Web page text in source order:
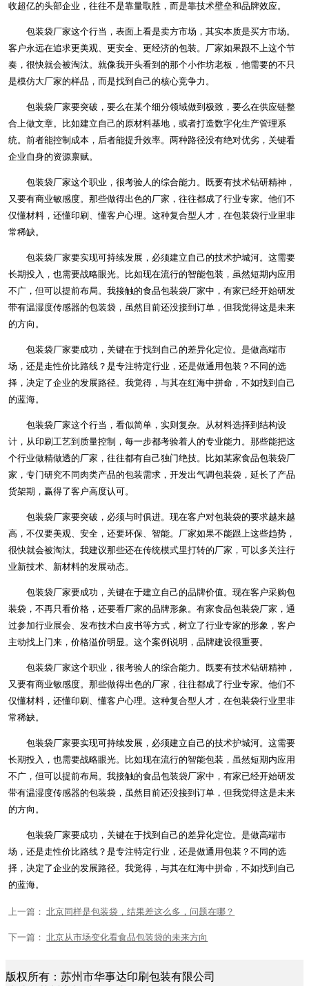
收超亿的头部企业，往往不是靠量取胜，而是靠技术壁垒和品牌效应。
包装袋厂家这个行当，表面上看是卖方市场，其实本质是买方市场。
客户永远在追求更美观、更安全、更经济的包装。厂家如果跟不上这个节
奏，很快就会被淘汰。就像我开头看到的那个小作坊老板，他需要的不只
是模仿大厂家的样品，而是找到自己的核心竞争力。
包装袋厂家要突破，要么在某个细分领域做到极致，要么在供应链整
合上做文章。比如建立自己的原材料基地，或者打造数字化生产管理系
统。前者能控制成本，后者能提升效率。两种路径没有绝对优劣，关键看
企业自身的资源禀赋。
包装袋厂家这个职业，很考验人的综合能力。既要有技术钻研精神，
又要有商业敏感度。那些做得出色的厂家，往往都成了行业专家。他们不
仅懂材料，还懂印刷、懂客户心理。这种复合型人才，在包装袋行业里非
常稀缺。
包装袋厂家要实现可持续发展，必须建立自己的技术护城河。这需要
长期投入，也需要战略眼光。比如现在流行的智能包装，虽然短期内应用
不广，但可以提前布局。我接触的食品包装袋厂家中，有家已经开始研发
带有温湿度传感器的包装袋，虽然目前还没接到订单，但我觉得这是未来
的方向。
包装袋厂家要成功，关键在于找到自己的差异化定位。是做高端市
场，还是走性价比路线？是专注特定行业，还是做通用包装？不同的选
择，决定了企业的发展路径。我觉得，与其在红海中拼命，不如找到自己
的蓝海。
包装袋厂家这个行当，看似简单，实则复杂。从材料选择到结构设
计，从印刷工艺到质量控制，每一步都考验着人的专业能力。那些能把这
个行业做精做透的厂家，往往都有自己独门绝技。比如某家食品包装袋厂
家，专门研究不同肉类产品的包装需求，开发出气调包装袋，延长了产品
货架期，赢得了客户高度认可。
包装袋厂家要突破，必须与时俱进。现在客户对包装袋的要求越来越
高，不仅要美观、安全，还要环保、智能。厂家如果不能跟上这些趋势，
很快就会被淘汰。我建议那些还在传统模式里打转的厂家，可以多关注行
业新技术、新材料的发展动态。
包装袋厂家要成功，关键在于建立自己的品牌价值。现在客户采购包
装袋，不再只看价格，还要看厂家的品牌形象。有家食品包装袋厂家，通
过参加行业展会、发布技术白皮书等方式，树立了行业专家的形象，客户
主动找上门来，价格溢价明显。这个案例说明，品牌建设很重要。
包装袋厂家这个职业，很考验人的综合能力。既要有技术钻研精神，
又要有商业敏感度。那些做得出色的厂家，往往都成了行业专家。他们不
仅懂材料，还懂印刷、懂客户心理。这种复合型人才，在包装袋行业里非
常稀缺。
包装袋厂家要实现可持续发展，必须建立自己的技术护城河。这需要
长期投入，也需要战略眼光。比如现在流行的智能包装，虽然短期内应用
不广，但可以提前布局。我接触的食品包装袋厂家中，有家已经开始研发
带有温湿度传感器的包装袋，虽然目前还没接到订单，但我觉得这是未来
的方向。
包装袋厂家要成功，关键在于找到自己的差异化定位。是做高端市
场，还是走性价比路线？是专注特定行业，还是做通用包装？不同的选
择，决定了企业的发展路径。我觉得，与其在红海中拼命，不如找到自己
的蓝海。
上一篇：北京同样是包装袋，结果差这么多，问题在哪？
下一篇：北京从市场变化看食品包装袋的未来方向
版权所有：苏州市华事达印刷包装有限公司